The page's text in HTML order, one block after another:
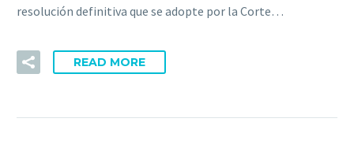
resolución definitiva que se adopte por la Corte…
READ MORE